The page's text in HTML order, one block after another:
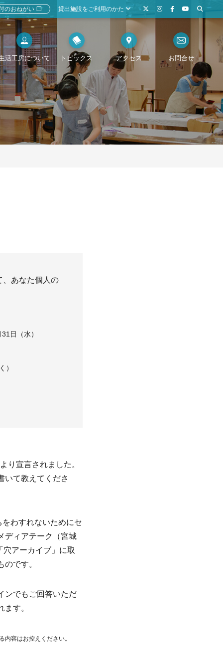
活工房について トピックス アクセス お問合せ
のおねがい ❐ 貸出施設をご利用のかた
、あなた個人の
日（水）
）
り宣言されました。
いて教えてくださ
わすれないためにセ
ディアテーク（宮城
アーカイブ」に取
です。
ンでもご回答いただ
す。
容はお控えください。